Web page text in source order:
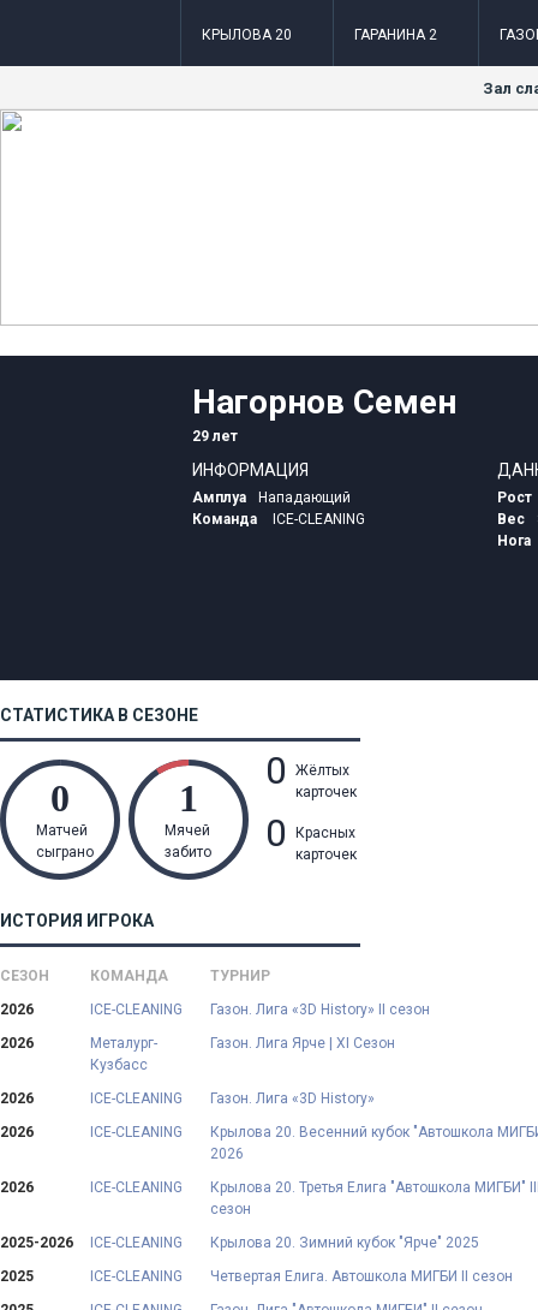
КРЫЛОВА 20 ГАРАНИНА 2
Зал
Нагорнов Семен
29 лет
ИНФОРМАЦИЯ
Амплуа
Нападающий
Команда
ICE-CLEANING
Рост
Вес
Нога
СТАТИСТИКА В СЕЗОНЕ
Матчей
сыграно
Мячей
забито
0
Жёлтых
карточек
0
Красных
карточек
ИСТОРИЯ ИГРОКА
СЕЗОН КОМАНДА
ТУРНИР
2026
ICE-CLEANING
Газон. Лига «3D History» II сезон
2026
Металург-
Кузбасс
Газон. Лига Ярче | XI Сезон
2026 ICE-CLEANING
Газон. Лига «3D History»
2026
ICE-CLEANING
Крылова 20. Весенний кубок "Автошкола
2026
2026
ICE-CLEANING
Крылова 20. Третья Елига "Автошкола МИГБИ"
сезон
2025-2026
ICE-CLEANING
Крылова 20. Зимний кубок "Ярче" 2025
2025
ICE-CLEANING
Четвертая Елига. Автошкола МИГБИ II сезон